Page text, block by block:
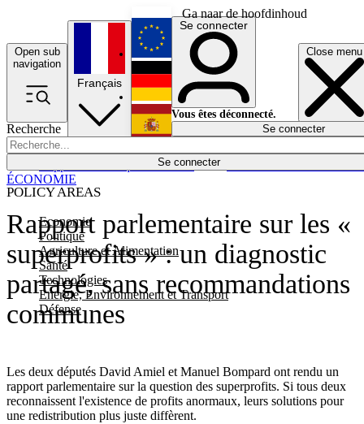
Ga naar de hoofdinhoud
Open sub
navigation
Close menu
Recherche
Se connecter
POLICY AREAS
Economie
Politique
Agriculture et Alimentation
Santé
Technologies
Energie, Environnement et Transport
Défense
Économie
Français
English
Deutsch
Español
Se connecter
Vous êtes déconnecté.
Se connecter
Rapport parlementaire sur les «
superprofits » : un diagnostic
partagé, sans recommandations
communes
Les deux députés David Amiel et Manuel Bompard ont rendu un
rapport parlementaire sur la question des superprofits. Si tous deux
reconnaissent l'existence de profits anormaux, leurs solutions pour
une redistribution plus juste diffèrent.
ÉCONOMIE